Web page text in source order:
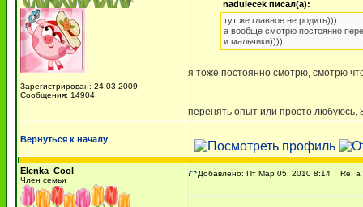
Зарегистрирован: 24.03.2009
Сообщения: 14904
nadulecek писал(а):
тут же главное не родить)))
а вообще смотрю постоянно
и мальчики))))
я тоже постоянно смотрю, смотрю
перенять опыт или просто любуюсь,
Вернуться к началу
Elenka_Cool
Член семьи
Добавлено: Пт Мар 05, 2010 8:14 Re: а